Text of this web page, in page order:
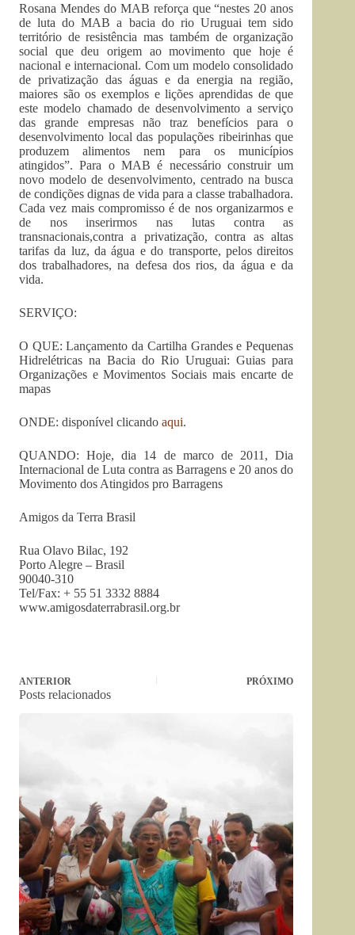
Rosana Mendes do MAB reforça que “nestes 20 anos
de luta do MAB a bacia do rio Uruguai tem sido
território de resistência mas também de organização
social que deu origem ao movimento que hoje é
nacional e internacional. Com um modelo consolidado
de privatização das águas e da energia na região,
maiores são os exemplos e lições aprendidas de que
este modelo chamado de desenvolvimento a serviço
das grande empresas não traz benefícios para o
desenvolvimento local das populações ribeirinhas que
produzem alimentos nem para os municípios
atingidos”. Para o MAB é necessário construir um
novo modelo de desenvolvimento, centrado na busca
de condições dignas de vida para a classe trabalhadora.
Cada vez mais compromisso é de nos organizarmos e
de nos inserirmos nas lutas contra as
transnacionais,contra a privatização, contra as altas
tarifas da luz, da água e do transporte, pelos direitos
dos trabalhadores, na defesa dos rios, da água e da
vida.
SERVIÇO:
O QUE: Lançamento da Cartilha Grandes e Pequenas
Hidrelétricas na Bacia do Rio Uruguai: Guias para
Organizações e Movimentos Sociais mais encarte de
mapas
ONDE: disponível clicando aqui.
QUANDO: Hoje, dia 14 de marco de 2011, Dia
Internacional de Luta contra as Barragens e 20 anos do
Movimento dos Atingidos pro Barragens
Amigos da Terra Brasil
Rua Olavo Bilac, 192
Porto Alegre – Brasil
90040-310
Tel/Fax: + 55 51 3332 8884
www.amigosdaterrabrasil.org.br
ANTERIOR PRÓXIMO
Posts relacionados